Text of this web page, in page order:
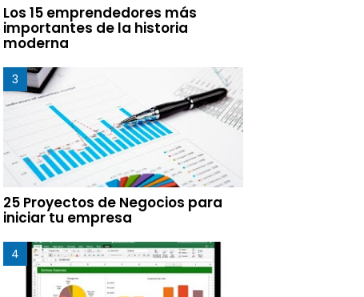
Los 15 emprendedores más
importantes de la historia
moderna
25 Proyectos de Negocios para
iniciar tu empresa